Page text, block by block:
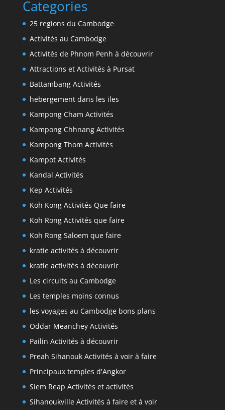
Categories
25 regions du Cambodge
Activités au Cambodge
Activités de Phnom Penh à découvrir
Attractions et Activités à Pursat
Battambang Activités
hebergement dans les iles
Kampong Cham Activités
Kampong Chhnang Activités
Kampong Thom Activités
Kampot Activités
Kandal Activités
Kep Activités
Koh Kong Activités Que faire
Koh Rong Activités que faire
Koh Rong Saloem que faire
kratie activités à découvrir
kratie activités à découvrir
Les circuits au Cambodge
Les temples moins connus
les voyages au Cambodge bons plans
Oddar Meanchey Activités
Pailin Activités à découvrir
Preah Sihanouk Activités à voir à faire
Principaux temples d'Angkor
Siem Reap Activités et activités
Sihanoukville Activités à faire et à voir